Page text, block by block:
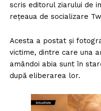
scris editorul ziarului de
reţeaua de socializare
Acesta a postat şi
victime, dintre care una
amândoi abia sunt în
după eliberarea lor.